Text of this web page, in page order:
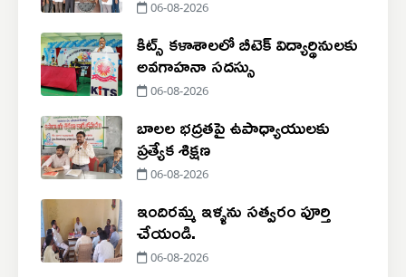
06-08-2026
కిట్స్ కళాశాలలో బీటెక్ విద్యార్థినులకు
అవగాహనా సదస్సు
06-08-2026
బాలల భద్రతపై ఉపాధ్యాయులకు
ప్రత్యేక శిక్షణ
06-08-2026
ఇందిరమ్మ ఇళ్ళను సత్వరం పూర్తి
చేయండి.
06-08-2026